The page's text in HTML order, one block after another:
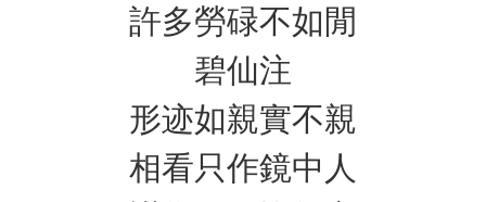
許多勞碌不如閒
碧仙注
形迹如親實不親
相看只作鏡中人